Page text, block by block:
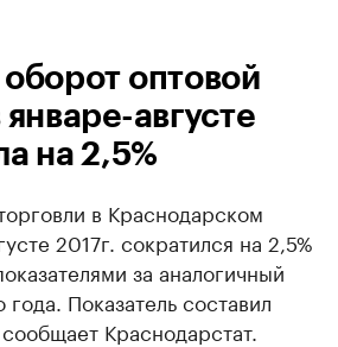
оптовой
январе-августе
на 2,5%
в Краснодарском
2017г. сократился на 2,5%
за аналогичный
Показатель составил
Краснодарстат.